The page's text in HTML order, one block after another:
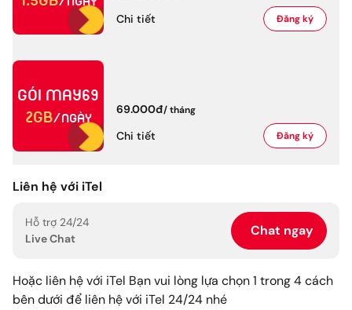
Chi tiết Đăng ký
Gói MAY69
2GB/ngày
69.000đ/tháng
Chi tiết Đăng ký
Liên hệ với iTel
Hỗ trợ 24/24
Live Chat
Chat ngay
Hoặc liên hệ với iTel Bạn vui lòng lựa chọn 1 trong 4 cách
bên dưới để liên hệ với iTel 24/24 nhé